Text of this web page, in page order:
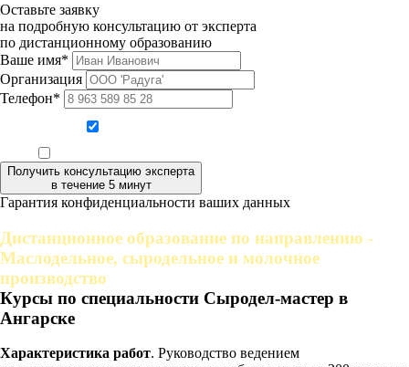
Оставьте заявку
на подробную консультацию от эксперта
по дистанционному образованию
Ваше имя*
Организация
Телефон*
Получить консультацию эксперта
в течение 5 минут
Гарантия конфиденциальности ваших данных
Дистанционное образование по направлению -
Маслодельное, сыродельное и молочное
производство
Курсы по специальности Сыродел-мастер в
Ангарске
Характеристика работ. Руководство ведением